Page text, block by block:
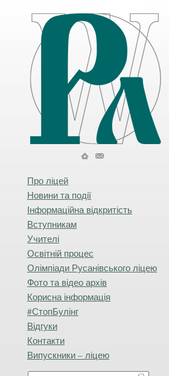
Про ліцей
Новини та події
Інформаційна відкритість
Вступникам
Учителі
Освітній процес
Олімпіади Русанівського ліцею
Фото та відео архів
Корисна інформація
#СтопБулінг
Відгуки
Контакти
Випускники – ліцею